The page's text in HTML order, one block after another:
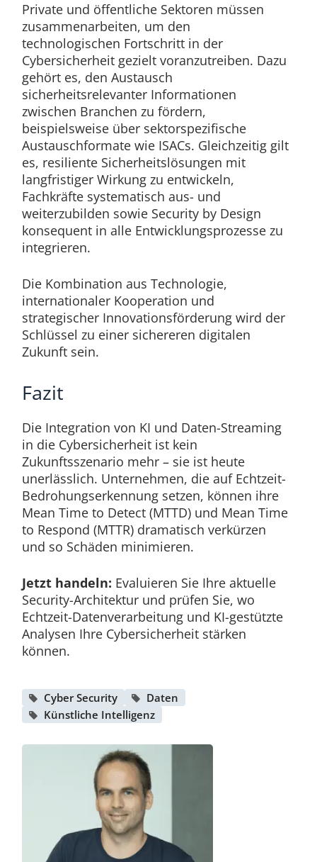
Private und öffentliche Sektoren müssen
zusammenarbeiten, um den
technologischen Fortschritt in der
Cybersicherheit gezielt voranzutreiben. Dazu
gehört es, den Austausch
sicherheitsrelevanter Informationen
zwischen Branchen zu fördern,
beispielsweise über sektorspezifische
Austauschformate wie ISACs. Gleichzeitig gilt
es, resiliente Sicherheitslösungen mit
langfristiger Wirkung zu entwickeln,
Fachkräfte systematisch aus- und
weiterzubilden sowie Security by Design
konsequent in alle Entwicklungsprozesse zu
integrieren.
Die Kombination aus Technologie,
internationaler Kooperation und
strategischer Innovationsförderung wird der
Schlüssel zu einer sichereren digitalen
Zukunft sein.
Fazit
Die Integration von KI und Daten-Streaming
in die Cybersicherheit ist kein
Zukunftsszenario mehr – sie ist heute
unerlässlich. Unternehmen, die auf Echtzeit-
Bedrohungserkennung setzen, können ihre
Mean Time to Detect (MTTD) und Mean Time
to Respond (MTTR) dramatisch verkürzen
und so Schäden minimieren.
Jetzt handeln: Evaluieren Sie Ihre aktuelle
Security-Architektur und prüfen Sie, wo
Echtzeit-Datenverarbeitung und KI-gestützte
Analysen Ihre Cybersicherheit stärken
können.
Cyber Security
Daten
Künstliche Intelligenz